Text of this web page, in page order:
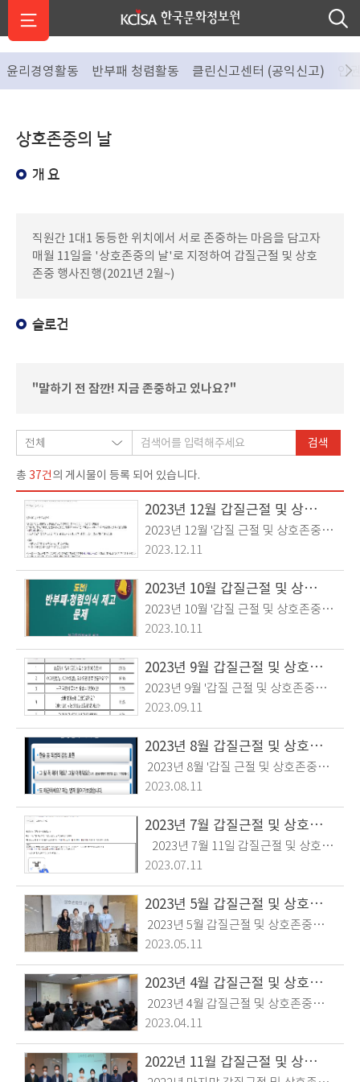
윤리경영활동 반부패 청렴활동 클린신고센터 (공익신고) 인
상호존중의 날
개 요
직원간 1대1 동등한 위치에서 서로 존중하는 마음을 담고자
매월 11일을 '상호존중의 날'로 지정하여 갑질근절 및 상호
존중 행사진행(2021년 2월~)
슬로건
"말하기 전 잠깐! 지금 존중하고 있나요?"
검색
총 37건의 게시물이 등록 되어 있습니다.
2023년 12월 갑질근절 및 상호존중의 날 시행
2023년 12월 '갑질 근절 및 상호존중의
날' 행사로 CM송을 갑질근절과 상호존
하였습니다. 광고에 사용된 익숙한 CM
송 가사를 상호존중 가사로 재치있고
의미있게 변경한 5개의 CM송을 투표
를 통해 선정하였습니다. 공모에 참여
하고, 투표에 참여하면서 개사 가사를
보고 상호존중과 소통의 중요성을 다시
한번 생각하는 기회가 되었습니다.
2023.12.11
2023년 10월 갑질근절 및 상호존중의 날 시행
2023년 10월 '갑질 근절 및 상호존중의
날' 행사로 반부패‧청렴의식 제고 관
다. 반부패‧청렴 관련 문항 및 해설을
통해 공직자의 이해충돌방지법 등 관련
법률을 다시 한번 확인하고, 혼동하기
쉬운 내용을 명확히 이해할 수 있었습
니다. 임직원의 반부패‧청렴 지식을
한층 더 쌓아, 계속 학습하고 실행하는
문정원이 되도록 하겠습니다.
2023.10.11
2023년 9월 갑질근절 및 상호존중의 날 시행
2023년 9월 '갑질 근절 및 상호존중의
날 행사로 '힘이 되는 말' 공모를 시행하
이되는 말”을 공모해 주시고, 또한 투표
도 적극 참여해 주었습니다.직원들의
투표 결과 가장 많은 표를 얻은 ‘힘이 되
는 말’ 5개를 선정하여 공유하였습니
다. 서로 공감하고 상호 존중하는 조직
문화 형성을 위해 위의 ‘힘이 되는 말’을
상대방에게 더 자주 해줄 수 있길 바랍
니다.
2023.09.11
2023년 8월 갑질근절 및 상호존중의 날 시행
2023년 8월 '갑질 근절 및 상호존중의
날' 행사로 주의어 댓글 공모를 시행하
화 형성을 위해 “서로에게 듣고 싶지 않
은 말(금지어)”을 공모해 주시고, 또한
투표도 적극 참여해 주었습니다. * 주의
어 : 건전한 조직문화 형성에 방해가 되
는 언어 투표 결과 가장 많은 표를 얻은
금지어 3개를 선정하고, 제출된 주의어
모두 함께 공유하였습니다. 선배와 후
배를 떠나 서로 배려하고 상호 존중하
는 조직 문화 형성을 위해 가급적 주의
어 사용을 지양하도록 노력하겠습니다.
2023.08.11
2023년 7월 갑질근절 및 상호존중의 날 시행
2023년 7월 11일 갑질근절 및 상호존
중의 날은 임직원 상호간 직급이 아닌
다.팀장님, 책임님, 주임님과 같이 직급
으로의 호칭이 아닌 상·하급자간 동등
하게 "OO님"으로 호칭 사용으로 직원
상호 간 배려하고 존중하는 문화조성을
위해 진행하였습니다 .오전에는 OO님
호칭이 조금 어색했지만, 오후에는 웃
으며 조금은 더 자연스러워지 모습으로
대화를 나눌 수 있었습니다. 호칭을 넘
어 행동으로도 서로 배려하고 존중하는
조직문화를 함께 만들어가는 문정원이
되겠습니다.
2023.07.11
2023년 5월 갑질근절 및 상호존중의 날 시행
2023년 5월 갑질근절 및 상호존중의
날을 맞아 갑질근절 및 청렴 관련 영상
화 형성을 위한 임직원 아이디어 공모
를 시행하였습니다. 많은 임직원분들이
관심을 갖고 더 좋은 조직문화 형성을
위한 다양한 아이디어를 제출해주셨습
니다.그 중 우수한 시청후기와 아이디
어를 제출해준 임직원 시상과 아이디어
2023.05.11
2023년 4월 갑질근절 및 상호존중의 날 시행
2023년 4월 갑질근절 및 상호존중의
날을 맞아 갑질근절 교육을 진행했습니
표님을 초빙하여 '갑질예방과 청렴도
향상을 위한 조직문화 개선'이란 주제
2023.04.11
2022년 11월 갑질근절 및 상호존중의 날 시행